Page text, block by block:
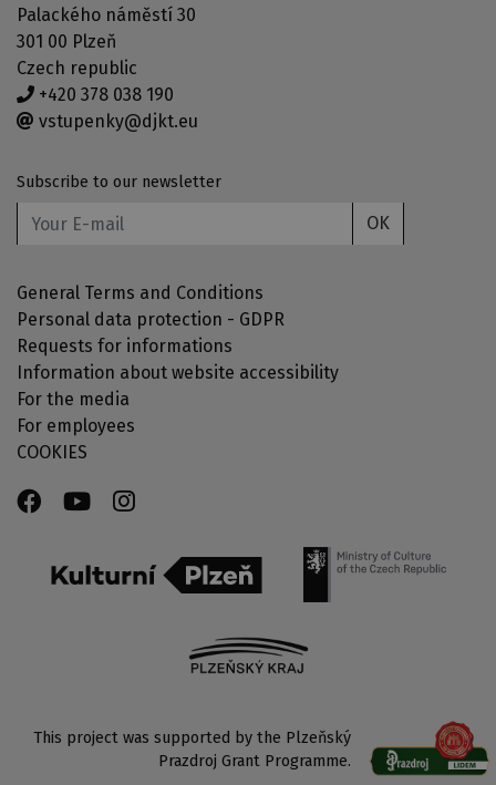
Palackého náměstí 30
301 00 Plzeň
Czech republic
+420 378 038 190
vstupenky@djkt.eu
Subscribe to our newsletter
OK
General Terms and Conditions
Personal data protection - GDPR
Requests for informations
Information about website accessibility
For the media
For employees
COOKIES
This project was supported by the Plzeňský
Prazdroj Grant Programme.